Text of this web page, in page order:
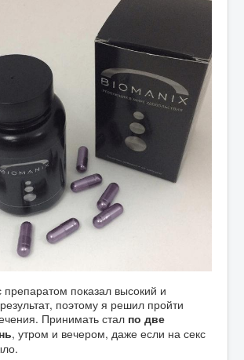
показал высокий и
поэтому я решил пройти
Принимать стал по две
, утром и вечером, даже если на секс